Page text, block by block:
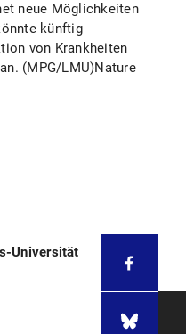
neue Möglichkeiten
künftig
von Krankheiten
(MPG/LMU)Nature
Universität